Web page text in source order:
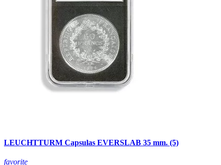
LEUCHTTURM Capsulas EVERSLAB 35 mm. (5)
favorite